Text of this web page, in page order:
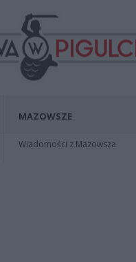
MAZOWSZE
Wiadomości z Mazowsza